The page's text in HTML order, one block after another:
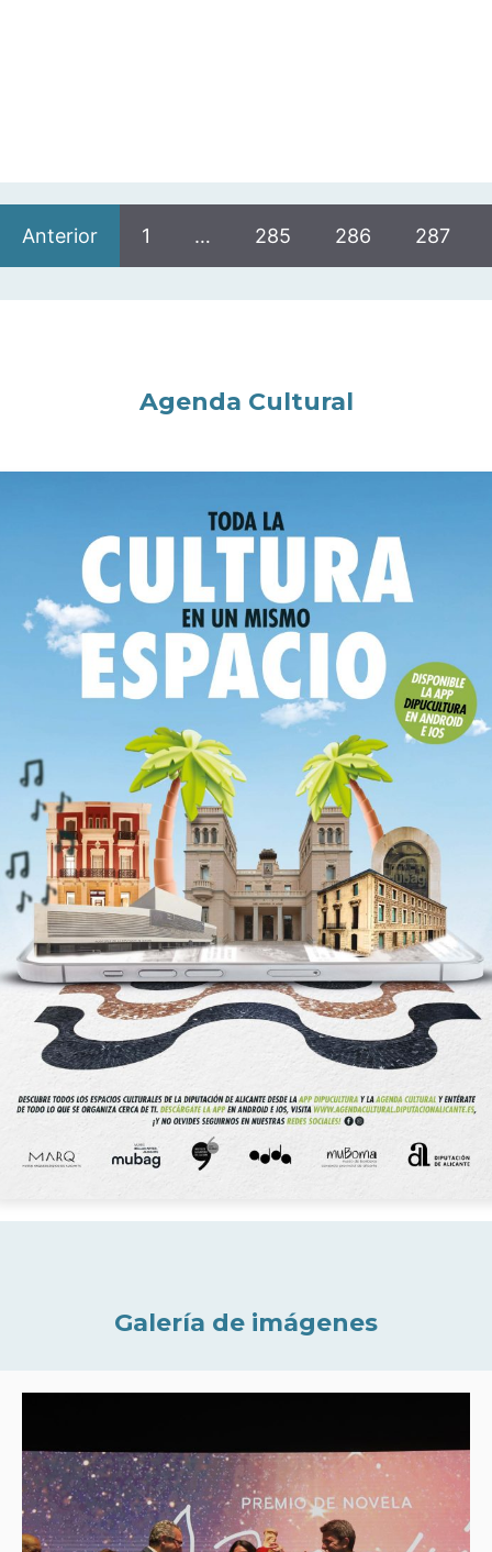
Anterior 1 … 285 286 287
Agenda Cultural
Galería de imágenes